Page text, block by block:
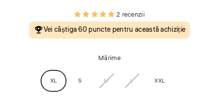
2 recenzii
Vei câștiga60 puncte pentru această achiziție
Mărime
XL S M L XXL